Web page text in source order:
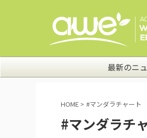
最新のニ
HOME > #マンダラチャート
#マンダラチ